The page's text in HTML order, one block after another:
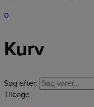
0
Kurv
Søg efter:
Tilbage